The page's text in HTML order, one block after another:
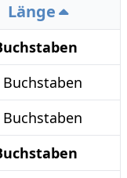
Länge
Buchstaben
Buchstaben